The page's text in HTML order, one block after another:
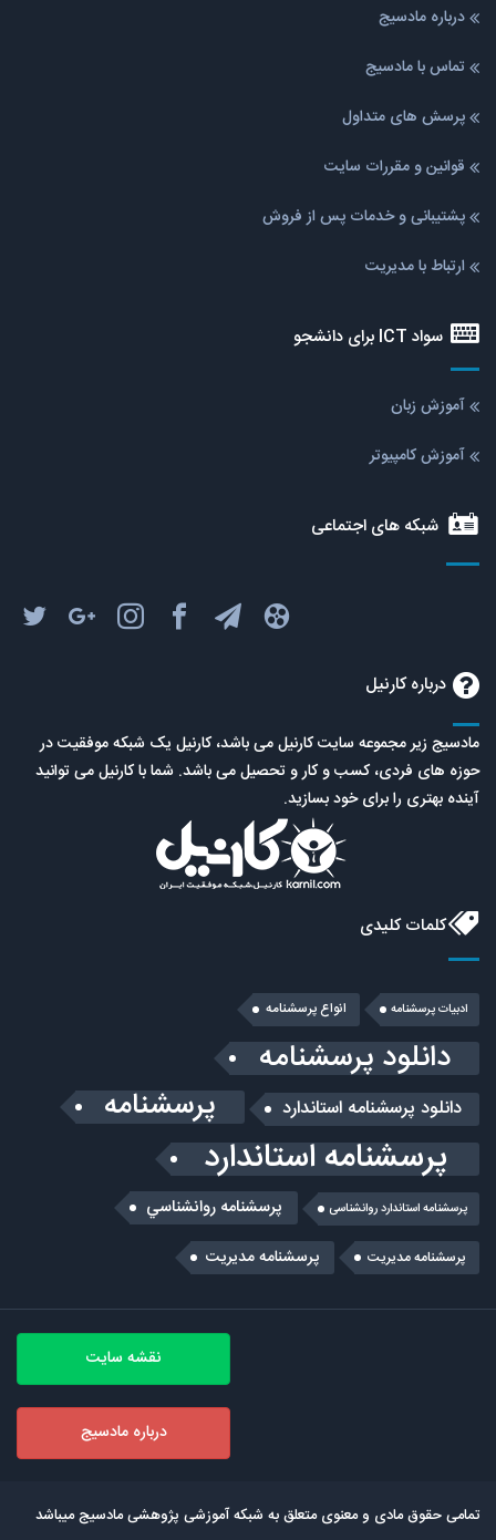
درباره مادسیج
تماس با مادسیج
پرسش های متداول
قوانین و مقررات سایت
پشتیبانی و خدمات پس از فروش
ارتباط با مدیریت
سواد ICT برای دانشجو
آموزش زبان
آموزش کامپیوتر
شبکه های اجتماعی
درباره کارنیل
مادسیج زیر مجموعه سایت کارنیل می باشد، کارنیل یک شبکه موفقیت در
حوزه های فردی، کسب و کار و تحصیل می باشد. شما با کارنیل می توانید
آینده بهتری را برای خود بسازید.
کلمات کلیدی
ادبیات پرسشنامه انواع پرسشنامه
دانلود پرسشنامه
دانلود پرسشنامه استاندارد پرسشنامه
پرسشنامه استاندارد
پرسشنامه استاندارد روانشناسی پرسشنامه روانشناسي
پرسشنامه مديريت پرسشنامه مدیریت
نقشه سایت
درباره مادسیج
تمامی حقوق مادی و معنوی متعلق به شبکه آموزشی پژوهشی مادسیج میباشد